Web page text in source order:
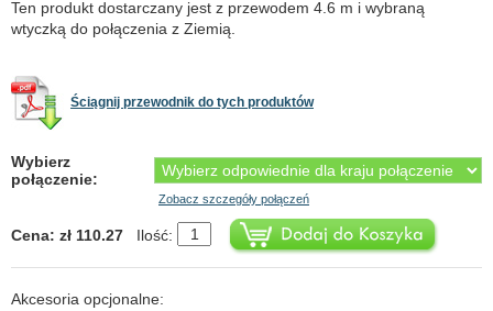
Ten produkt dostarczany jest z przewodem 4.6 m i wybraną
wtyczką do połączenia z Ziemią.
Ściągnij przewodnik do tych produktów
Wybierz
połączenie:
Zobacz szczegóły połączeń
Cena: zł 110.27 Ilość:
Akcesoria opcjonalne: